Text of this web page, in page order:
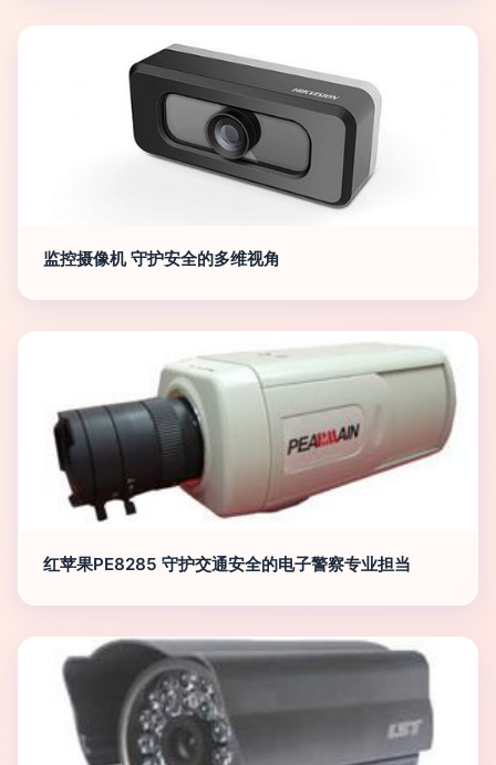
监控摄像机 守护安全的多维视角
红苹果PE8285 守护交通安全的电子警察专业担当